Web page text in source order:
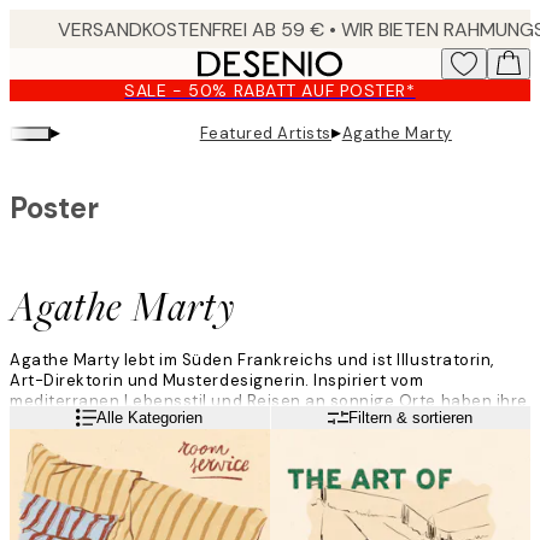
content.
SALE - 50% RABATT AUF POSTER*
▸ Featured Artists▸Agathe Marty
Agathe Marty
Poster
Agathe Marty lebt im Süden Frankreichs und ist Illustratorin,
Art-Direktorin und Musterdesignerin. Inspiriert vom
mediterranen Lebensstil und Reisen an sonnige Orte haben ihre
Illustrationen eine leichte und fröhliche Note. Sie skizziert
ziemlich intuitiv und erstellt manchmal Moodboards auf
Pinterest oder Instagram, um sich selbst einen kreativen Schub
zu geben.
WeiterlesenAlle Kategorien Filtern & sortieren